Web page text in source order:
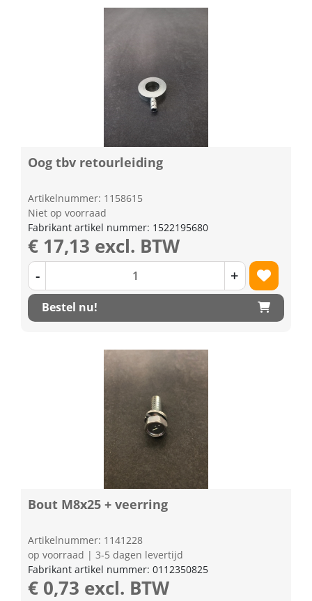
Oog tbv retourleiding
Artikelnummer: 1158615
Niet op voorraad
Fabrikant artikel nummer: 1522195680
€ 17,13 excl. BTW
- +
Bestel nu!
Bout M8x25 + veerring
Artikelnummer: 1141228
op voorraad | 3-5 dagen levertijd
Fabrikant artikel nummer: 0112350825
€ 0,73 excl. BTW